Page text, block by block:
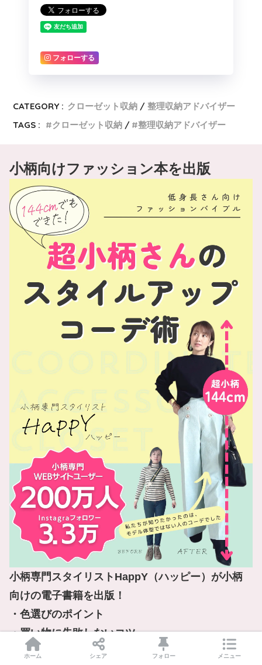
フォローする
CATEGORY : クローゼット収納
整理収納アドバイザー
TAGS :
クローゼット収納 整理収納アドバイザー
小柄向けファッション本を出版
小柄専門スタイリストHappY（ハッピー）が小柄
向けの電子書籍を出版！
・色選びのポイント
・買い物に失敗しないコツ
・クローゼットの見直しテクニック　など
ホーム シェア フォロー メニュー